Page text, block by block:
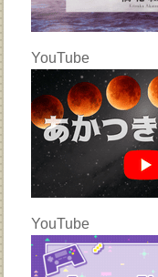
YouTube
YouTube